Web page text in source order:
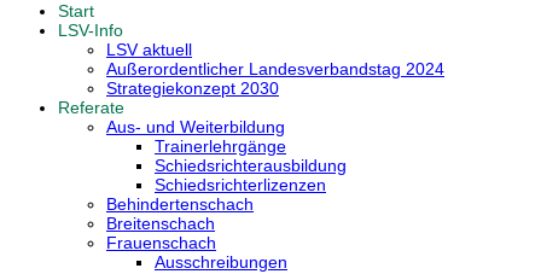
Start
LSV-Info
LSV aktuell
Außerordentlicher Landesverbandstag 2024
Strategiekonzept 2030
Referate
Aus- und Weiterbildung
Trainerlehrgänge
Schiedsrichterausbildung
Schiedsrichterlizenzen
Behindertenschach
Breitenschach
Frauenschach
Ausschreibungen